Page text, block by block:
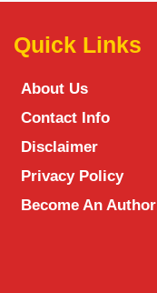
Quick Links
About Us
Contact Info
Disclaimer
Privacy Policy
Become An Author